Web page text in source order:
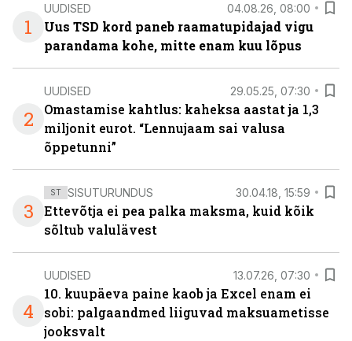
1
UUDISED 04.08.26, 08:00
Uus TSD kord paneb raamatupidajad vigu
parandama kohe, mitte enam kuu lõpus
2
UUDISED 29.05.25, 07:30
Omastamise kahtlus: kaheksa aastat ja 1,3
miljonit eurot. “Lennujaam sai valusa
õppetunni”
3
ST SISUTURUNDUS 30.04.18, 15:59
Ettevõtja ei pea palka maksma, kuid kõik
sõltub valulävest
4
UUDISED 13.07.26, 07:30
10. kuupäeva paine kaob ja Excel enam ei
sobi: palgaandmed liiguvad maksuametisse
jooksvalt